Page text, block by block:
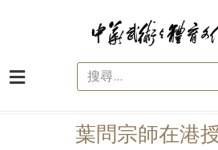
葉問宗師在港